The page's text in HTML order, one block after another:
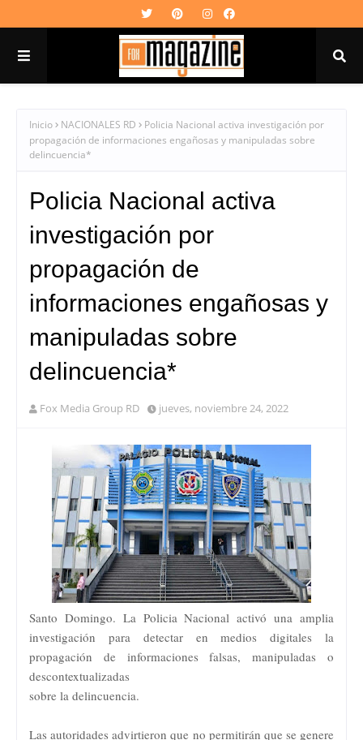
Inicio NACIONALES RD
Policia Nacional activa investigación por
propagación de informaciones engañosas y manipuladas sobre
delincuencia*
Policia Nacional activa
investigación por
propagación de
informaciones engañosas y
manipuladas sobre
delincuencia*
Fox Media Group RD jueves, noviembre 24, 2022
Santo Domingo. La Policia Nacional activó una amplia
investigación para detectar en medios digitales la
propagación de informaciones falsas, manipuladas o
descontextualizadas
sobre la delincuencia.
Las autoridades advirtieron que no permitirán que se genere